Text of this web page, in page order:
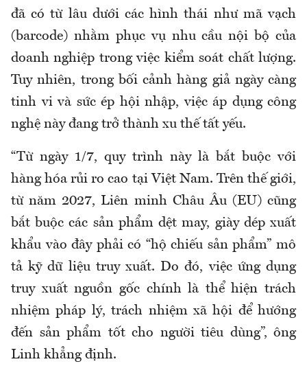
đã có từ lâu dưới các hình thái như mã vạch
(barcode) nhằm phục vụ nhu cầu nội bộ của
doanh nghiệp trong việc kiểm soát chất lượng.
Tuy nhiên, trong bối cảnh hàng giả ngày càng
tinh vi và sức ép hội nhập, việc áp dụng công
nghệ này đang trở thành xu thế tất yếu.
“Từ ngày 1/7, quy trình này là bắt buộc với
hàng hóa rủi ro cao tại Việt Nam. Trên thế giới,
từ năm 2027, Liên minh Châu Âu (EU) cũng
bắt buộc các sản phẩm dệt may, giày dép xuất
khẩu vào đây phải có “hộ chiếu sản phẩm” mô
tả kỹ dữ liệu truy xuất. Do đó, việc ứng dụng
truy xuất nguồn gốc chính là thể hiện trách
nhiệm pháp lý, trách nhiệm xã hội để hướng
đến sản phẩm tốt cho người tiêu dùng”, ông
Linh khẳng định.